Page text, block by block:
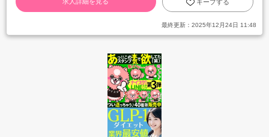
キープする
最終更新： 2025年12月24日 11:48